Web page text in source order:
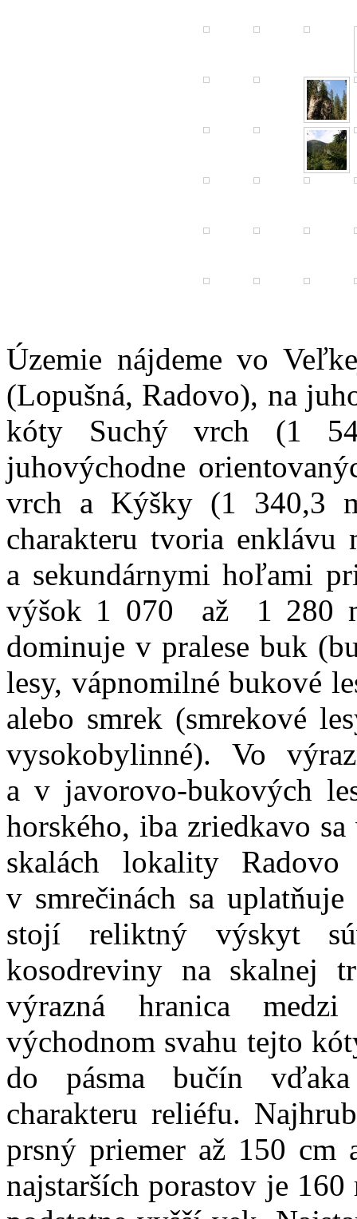
Územie nájdeme vo
(Lopušná, Radovo), na
kóty Suchý vrch (1
juhovýchodne
vrch a Kýšky (1 340,3
charakteru tvoria enklávu
a sekundárnymi hoľami
výšok 1 070 až 1 280
dominuje v pralese buk
lesy, vápnomilné bukové
alebo smrek (smrekové
vysokobylinné). Vo
a v javorovo-bukových
horského, iba zriedkavo
skalách lokality
v smrečinách sa
stojí reliktný výskyt
kosodreviny na skalnej
výrazná hranica
východnom svahu tejto
do pásma bučín
charakteru reliéfu.
prsný priemer až 150 cm
najstarších porastov je